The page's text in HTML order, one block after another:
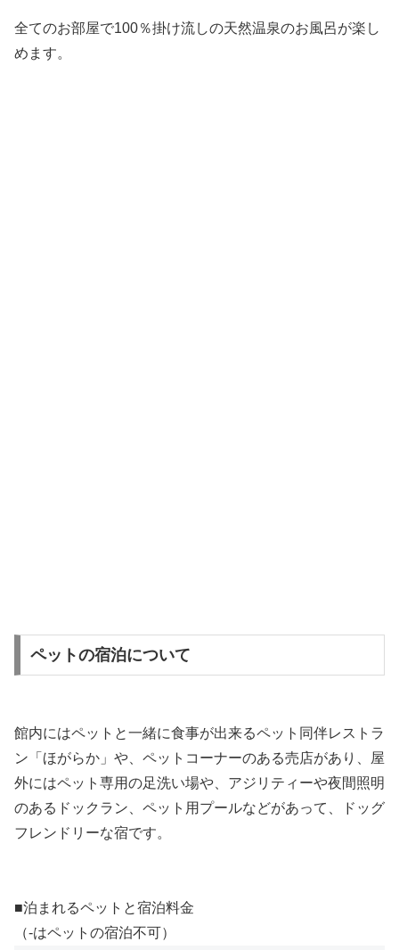
全てのお部屋で100％掛け流しの天然温泉のお風呂が楽し
めます。
ペットの宿泊について
館内にはペットと一緒に食事が出来るペット同伴レストラ
ン「ほがらか」や、ペットコーナーのある売店があり、屋
外にはペット専用の足洗い場や、アジリティーや夜間照明
のあるドックラン、ペット用プールなどがあって、ドッグ
フレンドリーな宿です。
■泊まれるペットと宿泊料金
（-はペットの宿泊不可）